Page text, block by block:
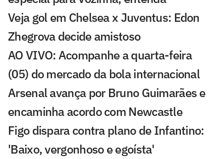
Veja gol em Chelsea x Juventus: Edon
Zhegrova decide amistoso
AO VIVO: Acompanhe a quarta-feira
(05) do mercado da bola internacional
Arsenal avança por Bruno Guimarães e
encaminha acordo com Newcastle
Figo dispara contra plano de Infantino:
'Baixo, vergonhoso e egoísta'